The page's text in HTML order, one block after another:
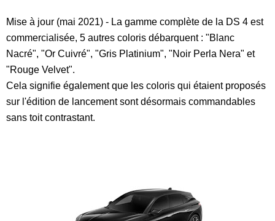
Mise à jour (mai 2021) - La gamme complète de la DS 4 est
commercialisée, 5 autres coloris débarquent : "Blanc
Nacré", "Or Cuivré", "Gris Platinium", "Noir Perla Nera" et
"Rouge Velvet".
Cela signifie également que les coloris qui étaient proposés
sur l'édition de lancement sont désormais commandables
sans toit contrastant.